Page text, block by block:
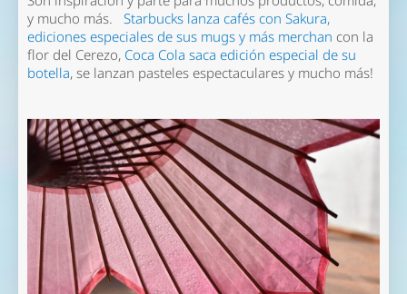
y mucho más. Starbucks lanza cafés con Sakura,
ediciones especiales de sus mugs y más merchan con la
flor del Cerezo, Coca Cola saca edición especial de su
botella, se lanzan pasteles espectaculares y mucho más!